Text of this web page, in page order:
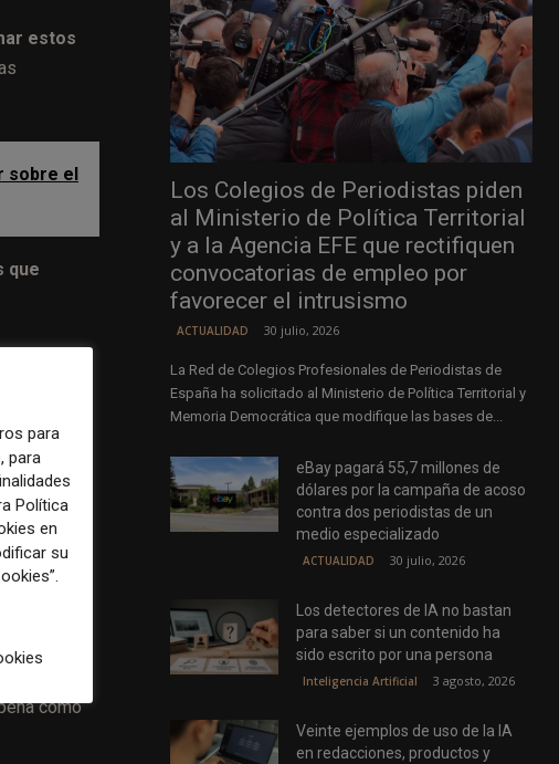
estos
sobre el
que
de
de
como
Los Colegios de Periodistas piden
al Ministerio de Política Territorial
y a la Agencia EFE que rectifiquen
convocatorias de empleo por
favorecer el intrusismo
ACTUALIDAD 30 julio, 2026
La Red de Colegios Profesionales de Periodistas de
España ha solicitado al Ministerio de Política Territorial y
Memoria Democrática que modifique las bases de...
eBay pagará 55,7 millones de
dólares por la campaña de acoso
contra dos periodistas de un
medio especializado
ACTUALIDAD 30 julio, 2026
Los detectores de IA no bastan
para saber si un contenido ha
sido escrito por una persona
Inteligencia Artificial 3 agosto, 2026
Veinte ejemplos de uso de la IA
en redacciones, productos y
para
para
Política
en
su